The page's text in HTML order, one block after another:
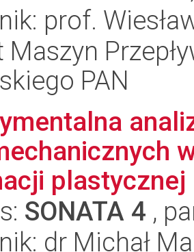
prof.
Maszyn
PAN
plastycznej
SONATA 4 ,
dr Michał